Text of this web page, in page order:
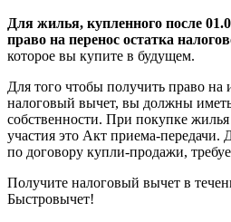
Для жилья, купленного после
право на перенос остатка
которое вы купите в будущем.
Для того чтобы получить право
налоговый вычет, вы должны
собственности. При покупке
участия это Акт приема-передачи.
по договору купли-продажи,
Получите налоговый вычет в
Быстровычет!